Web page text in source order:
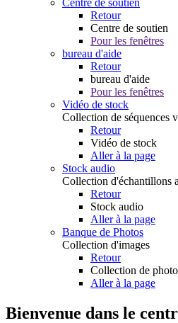
Centre de soutien
Retour
Centre de soutien
Pour les fenêtres
bureau d'aide
Retour
bureau d'aide
Pour les fenêtres
Vidéo de stock
Collection de séquences
Retour
Vidéo de stock
Aller à la page
Stock audio
Collection d'échantillons
Retour
Stock audio
Aller à la page
Banque de Photos
Collection d'images
Retour
Collection de
Aller à la page
Bienvenue dans le